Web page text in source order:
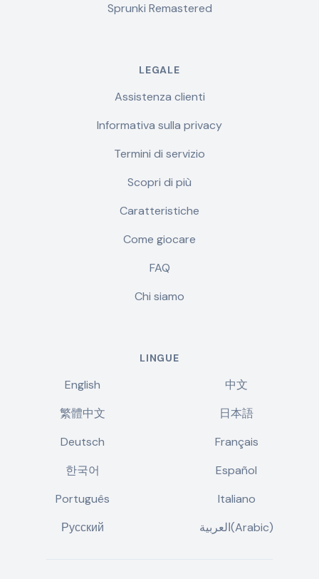
Sprunki Remastered
LEGALE
Assistenza clienti
Informativa sulla privacy
Termini di servizio
Scopri di più
Caratteristiche
Come giocare
FAQ
Chi siamo
LINGUE
English
中文
繁體中文
日本語
Deutsch
Français
한국어
Español
Português
Italiano
Русский
العربية(Arabic)